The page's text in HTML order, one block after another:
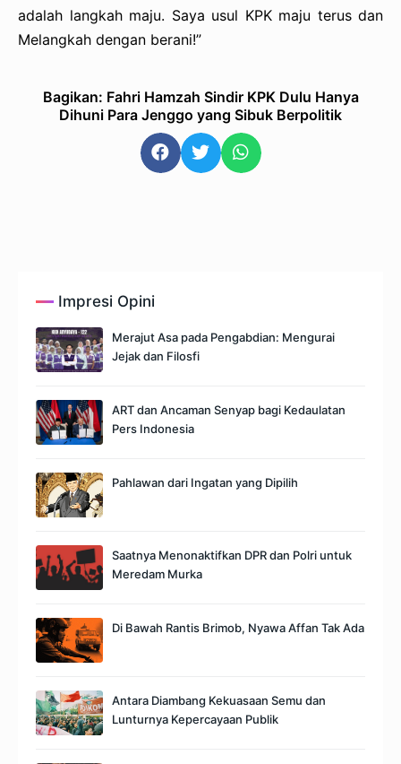
adalah langkah maju. Saya usul KPK maju terus dan
Melangkah dengan berani!”
Bagikan: Fahri Hamzah Sindir KPK Dulu Hanya
Dihuni Para Jenggo yang Sibuk Berpolitik
Impresi Opini
Merajut Asa pada Pengabdian: Mengurai
Jejak dan Filosfi
ART dan Ancaman Senyap bagi Kedaulatan
Pers Indonesia
Pahlawan dari Ingatan yang Dipilih
Saatnya Menonaktifkan DPR dan Polri untuk
Meredam Murka
Di Bawah Rantis Brimob, Nyawa Affan Tak Ada
Antara Diambang Kekuasaan Semu dan
Lunturnya Kepercayaan Publik